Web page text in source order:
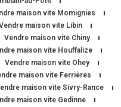
maison vite Momignies
maison vite Libin
Vendre maison vite Chiny
maison vite Houffalize
Vendre maison vite Ohey
maison vite Ferrières
maison vite Sivry-Rance
maison vite Gedinne